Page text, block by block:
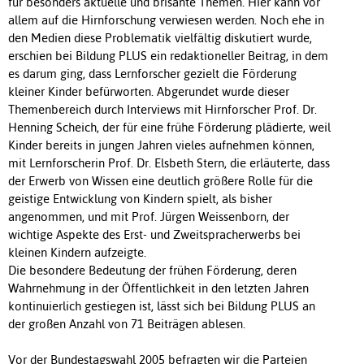
allem auf die Hirnforschung verwiesen werden. Noch ehe in
den Medien diese Problematik vielfältig diskutiert wurde,
erschien bei Bildung PLUS ein redaktioneller Beitrag, in dem
es darum ging, dass Lernforscher gezielt die Förderung
kleiner Kinder befürworten. Abgerundet wurde dieser
Themenbereich durch Interviews mit Hirnforscher Prof. Dr.
Henning Scheich, der für eine frühe Förderung plädierte, weil
Kinder bereits in jungen Jahren vieles aufnehmen können,
mit Lernforscherin Prof. Dr. Elsbeth Stern, die erläuterte, dass
der Erwerb von Wissen eine deutlich größere Rolle für die
geistige Entwicklung von Kindern spielt, als bisher
angenommen, und mit Prof. Jürgen Weissenborn, der
wichtige Aspekte des Erst- und Zweitspracherwerbs bei
kleinen Kindern aufzeigte.
Die besondere Bedeutung der frühen Förderung, deren
Wahrnehmung in der Öffentlichkeit in den letzten Jahren
kontinuierlich gestiegen ist, lässt sich bei Bildung PLUS an
der großen Anzahl von 71 Beiträgen ablesen.
Vor der Bundestagswahl 2005 befragten wir die Parteien